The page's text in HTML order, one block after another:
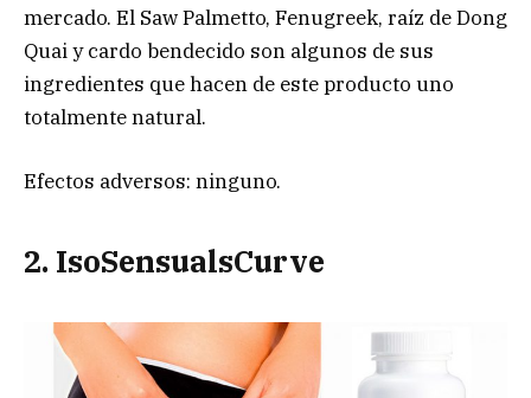
mercado. El Saw Palmetto, Fenugreek, raíz de Dong
Quai y cardo bendecido son algunos de sus
ingredientes que hacen de este producto uno
totalmente natural.
Efectos adversos: ninguno.
2. IsoSensualsCurve